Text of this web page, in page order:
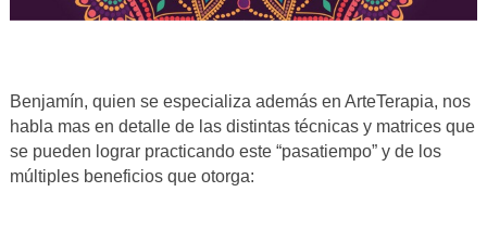
Benjamín, quien se especializa además en ArteTerapia, nos
habla mas en detalle de las distintas técnicas y matrices que
se pueden lograr practicando este “pasatiempo” y de los
múltiples beneficios que otorga: